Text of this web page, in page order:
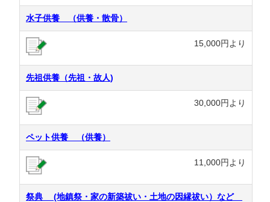
水子供養 （供養・散骨）
15,000円より
先祖供養（先祖・故人)
30,000円より
ペット供養 （供養）
11,000円より
祭典 (地鎮祭・家の新築祓い・土地の因縁祓い）など